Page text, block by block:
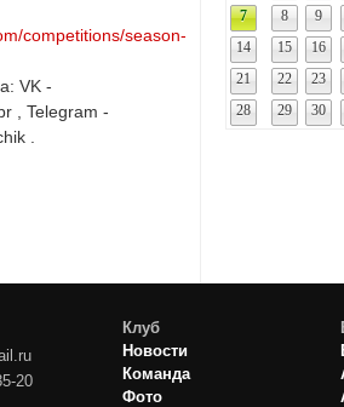
competitions/season-
VK -
, Telegram -
.
7
8
9
14
15
16
21
22
23
28
29 30
20
Клуб
Новости
Команда
Фото